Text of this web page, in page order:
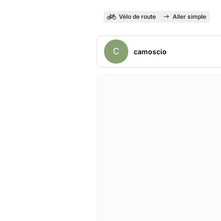
Vélo de route Aller simple
C camoscio